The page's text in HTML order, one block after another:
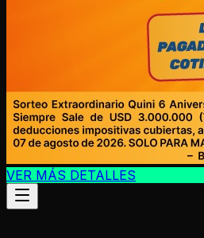
VER MÁS DETALLES